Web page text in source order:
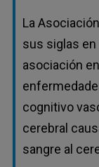
La
sus siglas
asociación
cognitivo
cerebral
sangre al